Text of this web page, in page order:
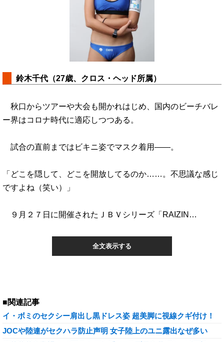
鈴木千代（27歳、クロス・ヘッド所属）
秋口からツアーや大会も開かれはじめ、国内のビーチバレ
ー界はコロナ時代に適応しつつある。
試合の直前まではビキニ姿でマスク着用――。
「どこを隠して、どこを開放してるのか……。不思議な感じ
ですよね（笑い）」
９月２７日に開催されたＪＢＶシリーズ「RAIZIN…
全文表示する
■関連記事
イ・ボミのセクシー肩出し黒ドレス姿 超美脚に視線クギ付け！
JOCや陸連がセクハラ防止声明 女子陸上のユニ露出なぜ多い